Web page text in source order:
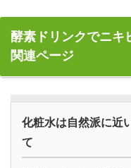
酵素ドリンクでニキ
関連ページ
化粧水は自然派に近
て